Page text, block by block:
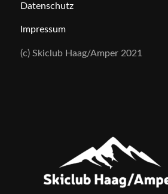
Datenschutz
Impressum
(c) Skiclub Haag/Amper 2021